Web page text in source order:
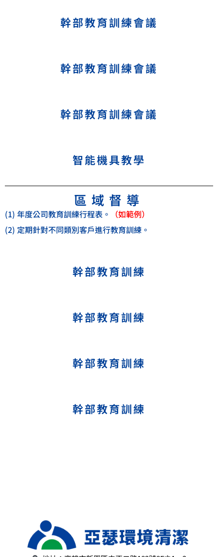
幹部教育訓練會議
幹部教育訓練會議
幹部教育訓練會議
智能機具教學
區域督導
(1) 年度公司教育訓練行程表。
（如範例）
(2) 定期針對不同類別客戶進行教育訓練。
幹部教育訓練
幹部教育訓練
幹部教育訓練
幹部教育訓練